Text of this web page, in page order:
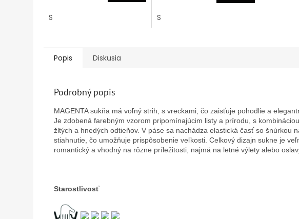
z
5
S
z
5
S
Popis Diskusia
Podrobný popis
MAGENTA sukňa má voľný strih, s vreckami, čo zaisťuje pohodlie a
Je zdobená farebným vzorom pripomínajúcim listy a prírodu, s kombináciou
žltých a hnedých odtieňov. V páse sa nachádza elastická časť so šnúrkou
stiahnutie, čo umožňuje prispôsobenie veľkosti. Celkový dizajn sukne je
romantický a vhodný na rôzne príležitosti, najmä na letné výlety alebo
Starostlivosť